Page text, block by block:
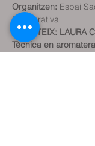
Organitzen: Espai
Cooperativa
IMPARTEIX: LAURA
Tècnica en